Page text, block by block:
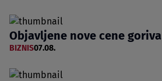
Objavljene nove cene goriva
BIZNIS07.08.